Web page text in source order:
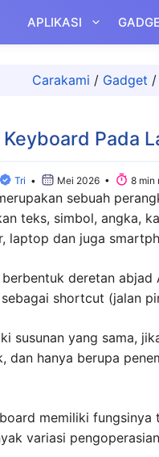
APLIKASI
Carakami / Gadget /
Pada
Tri • Mei 2026 • 8 min
sebuah
teks, simbol, angka,
laptop dan juga
deretan
shortcut (jalan
susunan yang sama,
dan hanya berupa
memiliki
variasi